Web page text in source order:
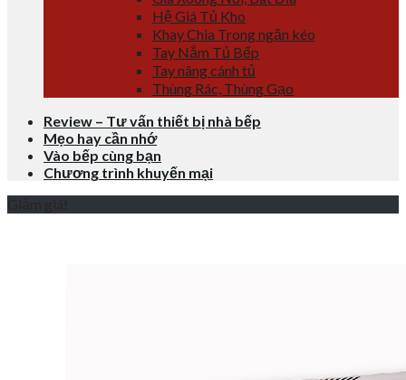
Hệ Giá Tủ Kho
Khay Chia Trong ngăn kéo
Tay Nắm Tủ Bếp
Tay nâng cánh tủ
Thùng Rác, Thùng Gạo
Review – Tư vấn thiết bị nhà bếp
Mẹo hay cần nhớ
Vào bếp cùng bạn
Chương trình khuyến mại